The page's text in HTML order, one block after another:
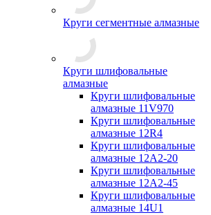
Круги сегментные алмазные
Круги шлифовальные
алмазные
Круги шлифовальные
алмазные 11V970
Круги шлифовальные
алмазные 12R4
Круги шлифовальные
алмазные 12А2-20
Круги шлифовальные
алмазные 12А2-45
Круги шлифовальные
алмазные 14U1